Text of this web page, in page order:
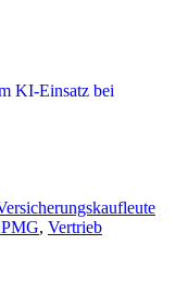
, Vertrieb